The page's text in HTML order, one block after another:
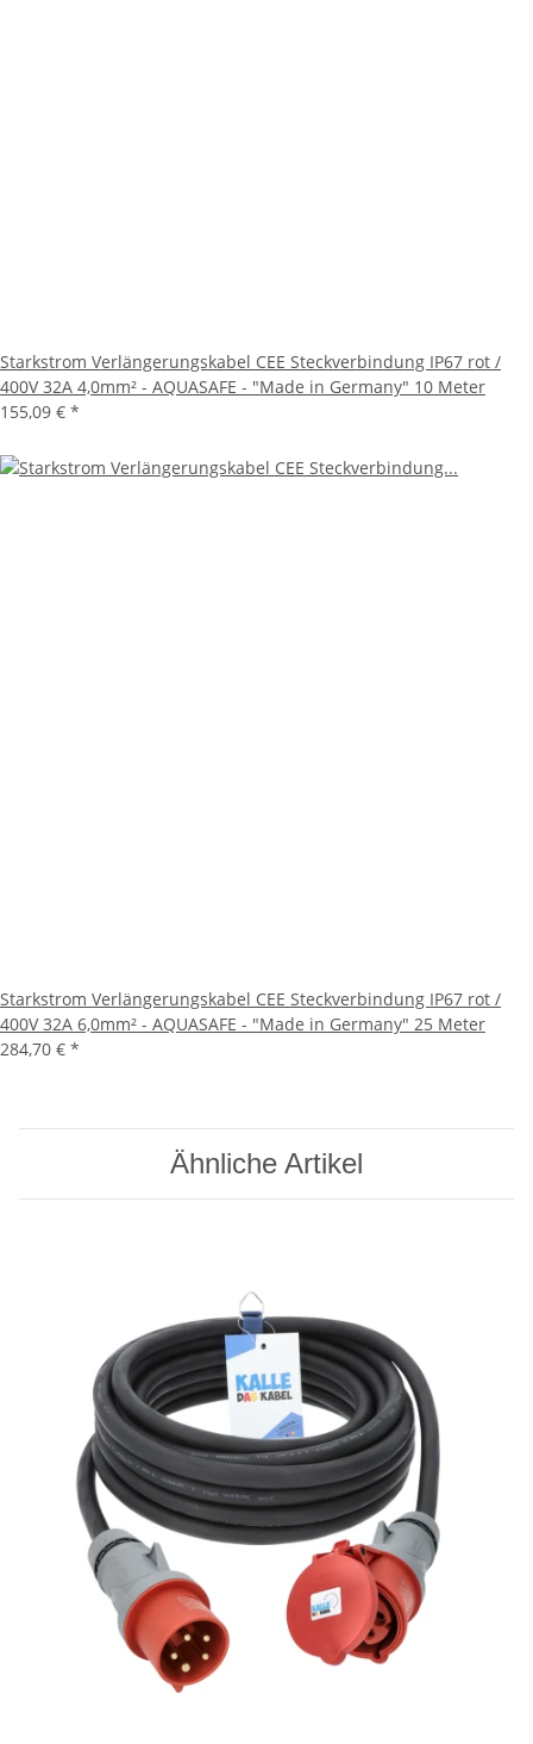
Starkstrom Verlängerungskabel CEE Steckverbindung IP67 rot /
400V 32A 4,0mm² - AQUASAFE - "Made in Germany" 10 Meter
155,09 € *
Starkstrom Verlängerungskabel CEE Steckverbindung IP67 rot /
400V 32A 6,0mm² - AQUASAFE - "Made in Germany" 25 Meter
284,70 € *
Ähnliche Artikel